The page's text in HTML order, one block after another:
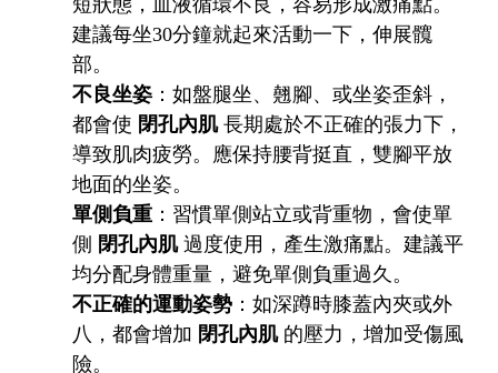
建議每坐30分鐘就起來活動一下，伸展髖
部。
不良坐姿 ：如盤腿坐、翹腳、或坐姿歪斜，
都會使 閉孔內肌長期處於不正確的張力下，
導致肌肉疲勞。應保持腰背挺直，雙腳平放
地面的坐姿。
單側負重 ：習慣單側站立或背重物，會使單
側 閉孔內肌過度使用，產生激痛點。建議平
均分配身體重量，避免單側負重過久。
不正確的運動姿勢 ：如深蹲時膝蓋內夾或外
八，都會增加 閉孔內肌的壓力，增加受傷風
險。